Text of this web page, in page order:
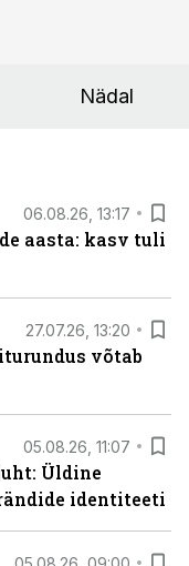
Nädal
06.08.26, 13:17
aasta: kasv tuli
27.07.26, 13:20
võtab
05.08.26, 11:07
Üldine
identiteeti